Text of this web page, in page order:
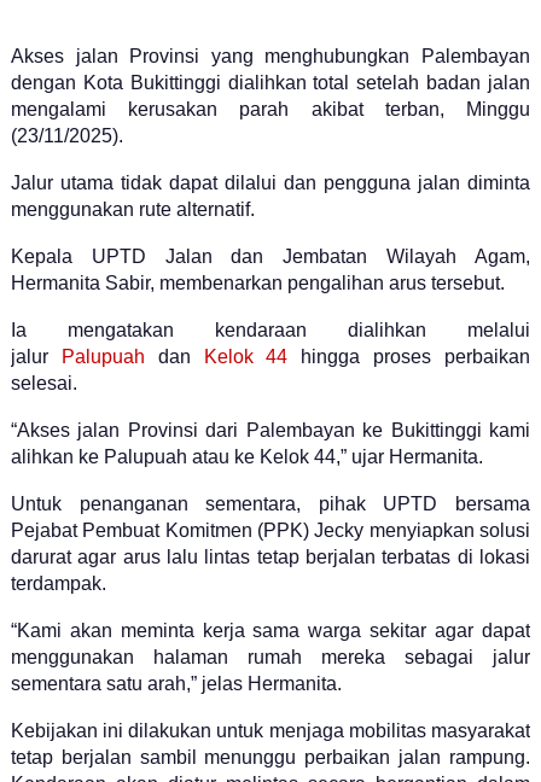
Akses jalan Provinsi yang menghubungkan Palembayan
dengan Kota Bukittinggi dialihkan total setelah badan jalan
mengalami kerusakan parah akibat terban, Minggu
(23/11/2025).
Jalur utama tidak dapat dilalui dan pengguna jalan diminta
menggunakan rute alternatif.
Kepala UPTD Jalan dan Jembatan Wilayah Agam,
Hermanita Sabir, membenarkan pengalihan arus tersebut.
Ia mengatakan kendaraan dialihkan melalui
jalur
Palupuah dan Kelok 44 hingga proses perbaikan
selesai.
“Akses jalan Provinsi dari Palembayan ke Bukittinggi kami
alihkan ke Palupuah atau ke Kelok 44,” ujar Hermanita.
Untuk penanganan sementara, pihak UPTD bersama
Pejabat Pembuat Komitmen (PPK) Jecky menyiapkan solusi
darurat agar arus lalu lintas tetap berjalan terbatas di lokasi
terdampak.
“Kami akan meminta kerja sama warga sekitar agar dapat
menggunakan halaman rumah mereka sebagai jalur
sementara satu arah,” jelas Hermanita.
Kebijakan ini dilakukan untuk menjaga mobilitas masyarakat
tetap berjalan sambil menunggu perbaikan jalan rampung.